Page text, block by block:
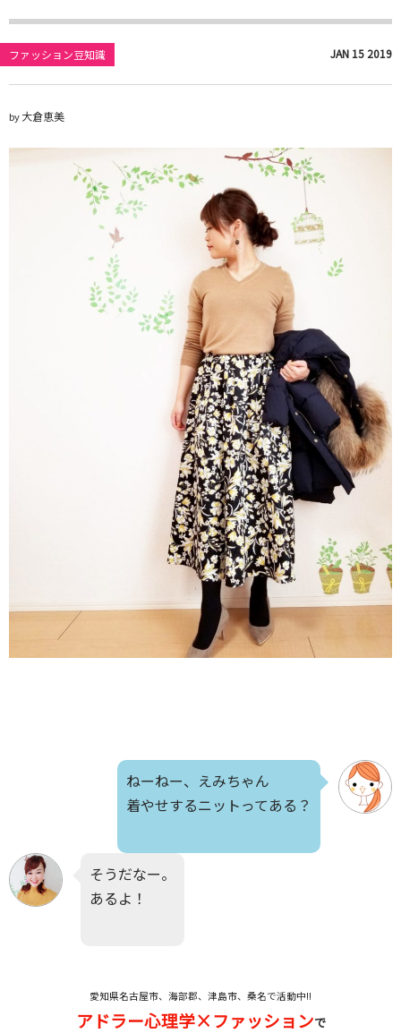
ファッション豆知識 JAN 15 2019
by大倉恵美
ねーねー、えみちゃん
着やせするニットってある？
そうだなー。
あるよ！
愛知県名古屋市、海部郡、津島市、桑名で活動中!!
アドラー心理学×ファッションで